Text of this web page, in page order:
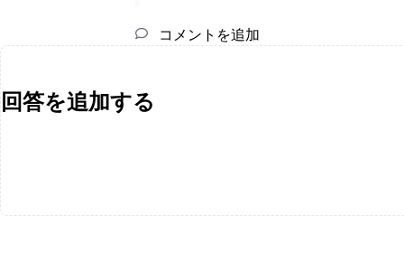
コメントを追加
回答を追加する